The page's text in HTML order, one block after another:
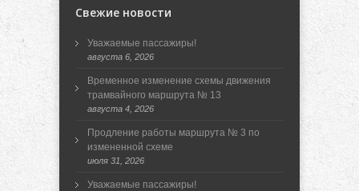
Свежие новости
Уважаемые пассажиры!
августа 6, 2026
Временное изменение схемы движения
трамвайного маршрута № 13
августа 4, 2026
Продление работы маршрута № 3 по
измененной схеме
июля 31, 2026
Уважаемые пассажиры!